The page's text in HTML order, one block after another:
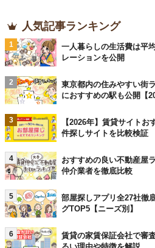
人気記事ランキング
1
一人暮らしの生活費は平
レーションを公開
2
東京都内の住みやすい街
におすすめの駅も公開【
3
【2026年】賃貸サイト
件探しサイトを比較検証
4
おすすめの良い不動産屋
仲介業者を徹底比較
5
部屋探しアプリ全27社徹
グTOP5【ニーズ別】
6
賃貸の家賃保証会社で審